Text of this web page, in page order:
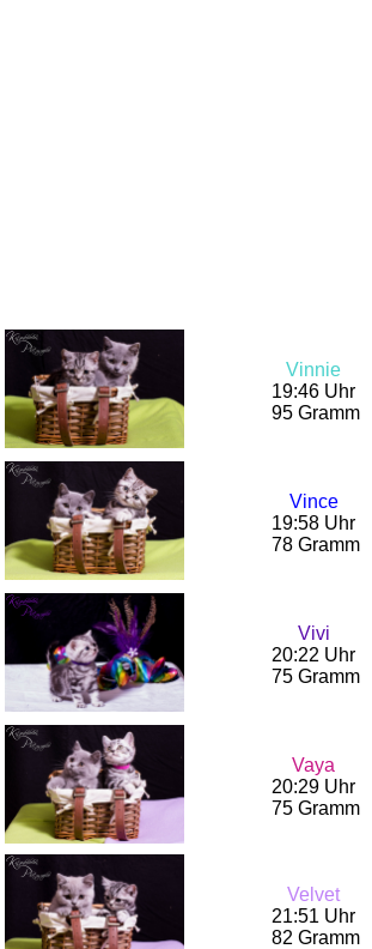
Vinnie
19:46 Uhr
95 Gramm
Vince
19:58 Uhr
78 Gramm
Vivi
20:22 Uhr
75 Gramm
Vaya
20:29 Uhr
75 Gramm
Velvet
21:51 Uhr
82 Gramm